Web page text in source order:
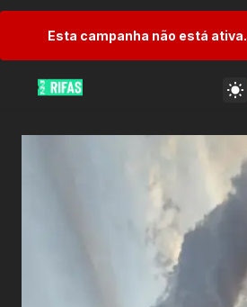
Esta campanha não está ativa.